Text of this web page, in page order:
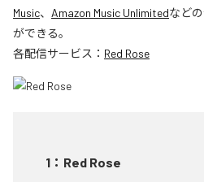
Music、 Amazon Music Unlimitedなど
ができる。
各配信サービス： Red Rose
1 ： Red Rose